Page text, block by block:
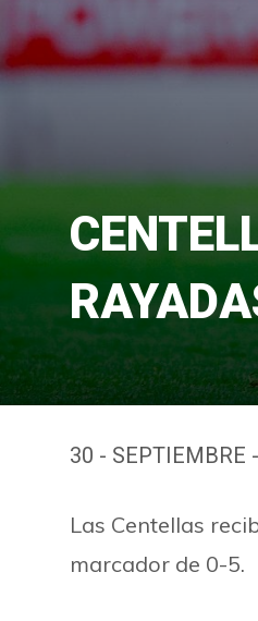
30 - SEPTIEMBRE
Las Centellas
marcador de 0-5.